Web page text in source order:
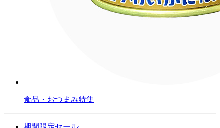
食品・おつまみ特集
期間限定セール